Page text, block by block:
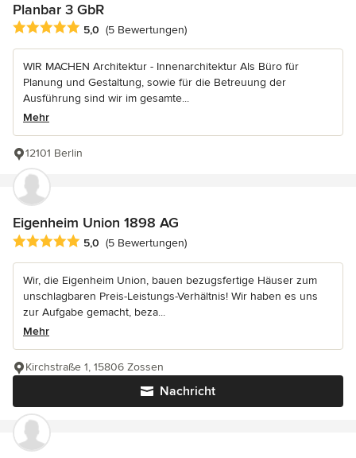
Planbar 3 GbR
Durchschnittliche Bewertung: 5 von 5 Sternen
5,0 (5 Bewertungen)
WIR MACHEN Architektur - Innenarchitektur Als Büro für
Planung und Gestaltung, sowie für die Betreuung der
Ausführung sind wir im gesamte...
Mehr
12101 Berlin
Eigenheim Union 1898 AG
Durchschnittliche Bewertung: 5 von 5 Sternen
5,0 (5 Bewertungen)
Wir, die Eigenheim Union, bauen bezugsfertige Häuser zum
unschlagbaren Preis-Leistungs-Verhältnis! Wir haben es uns
zur Aufgabe gemacht, beza...
Mehr
Nachricht
Kirchstraße 1, 15806 Zossen